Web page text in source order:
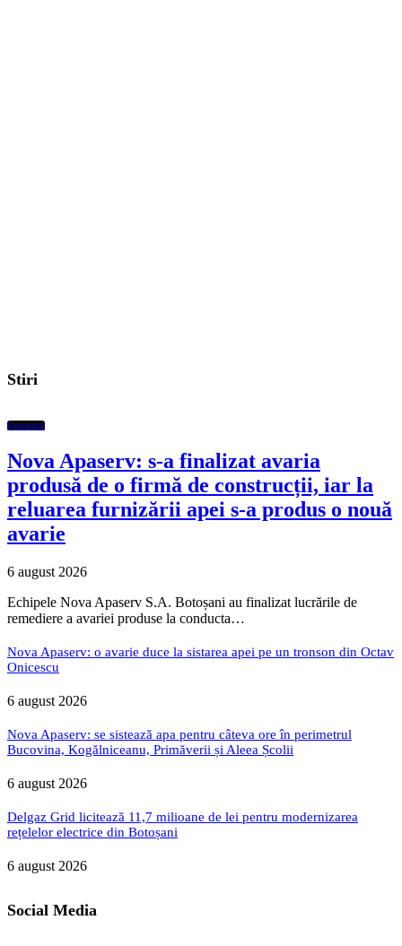
Stiri
Featured
Nova Apaserv: s-a finalizat avaria
produsă de o firmă de construcții, iar la
reluarea furnizării apei s-a produs o nouă
avarie
6 august 2026
Echipele Nova Apaserv S.A. Botoșani au finalizat lucrările de
remediere a avariei produse la conducta…
Nova Apaserv: o avarie duce la sistarea apei pe un tronson din Octav
Onicescu
6 august 2026
Nova Apaserv: se sistează apa pentru câteva ore în perimetrul
Bucovina, Kogălniceanu, Primăverii și Aleea Școlii
6 august 2026
Delgaz Grid licitează 11,7 milioane de lei pentru modernizarea
rețelelor electrice din Botoșani
6 august 2026
Social Media